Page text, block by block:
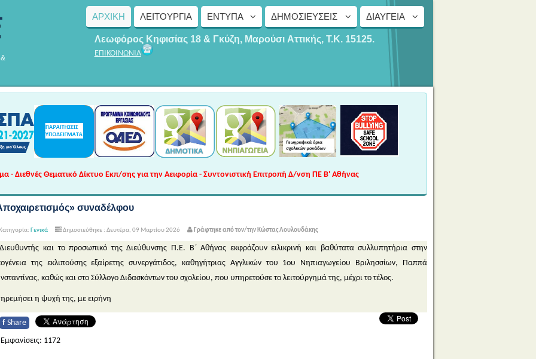
ΑΡΧΙΚΗ ΛΕΙΤΟΥΡΓΊΑ ΈΝΤΥΠΑ ΔΗΜΟΣΙΕΎΣΕΙΣ ΔΙΑΎΓΕΙΑ
Λεωφόρος Κηφισίας 18 & Γκύζη, Μαρούσι Αττικής, Τ.Κ. 15125.
ΕΠΙΚΟΙΝΩΝΙΑ
- Διεθνές Θεματικό Δίκτυο Εκπ/σης για την Αειφορία - Συντονιστική Επιτροπή Δ/νση ΠΕ Β' Αθήνας
συναδέλφου
Γενικά Δημοσιεύθηκε : Δευτέρα, 09 Μαρτίου 2026 Γράφτηκε από τον/την Κώστας Λουλουδάκης
και το προσωπικό της Διεύθυνσης Π.Ε. Β΄ Αθήνας εκφράζουν ειλικρινή και βαθύτατα συλλυπητήρια στην
της εκλιπούσης εξαίρετης συνεργάτιδος, καθηγήτριας Αγγλικών του 1ου Νηπιαγωγείου Βριλησσίων, Παππά
καθώς και στο Σύλλογο Διδασκόντων του σχολείου, που υπηρετούσε το λειτούργημά της, μέχρι το τέλος.
η ψυχή της, με ειρήνη
f Share
Εμφανίσεις: 1172